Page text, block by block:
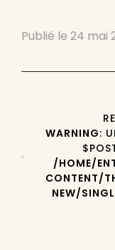
Publié le 24 mai
WARNING:
/HOME/
CONTENT/
NEW/